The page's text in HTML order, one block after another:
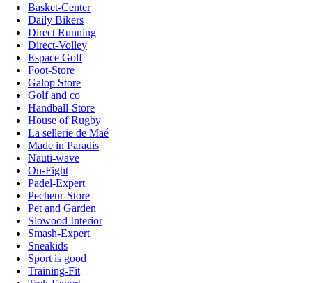
Basket-Center
Daily Bikers
Direct Running
Direct-Volley
Espace Golf
Foot-Store
Galop Store
Golf and co
Handball-Store
House of Rugby
La sellerie de Maé
Made in Paradis
Nauti-wave
On-Fight
Padel-Expert
Pecheur-Store
Pet and Garden
Slowood Interior
Smash-Expert
Sneakids
Sport is good
Training-Fit